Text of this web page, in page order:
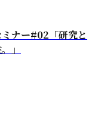
ナー#02「研究と
」